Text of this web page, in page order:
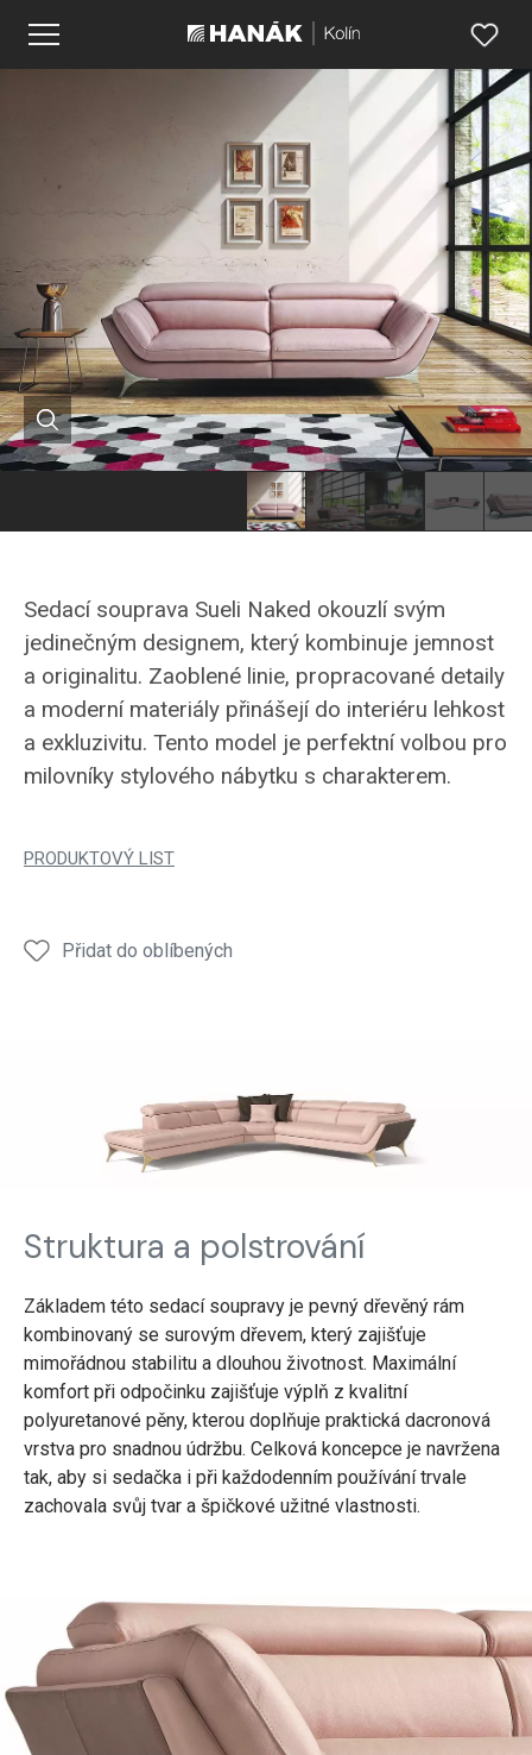
Sedací souprava Sueli Naked okouzlí svým
jedinečným designem, který kombinuje jemnost
a originalitu. Zaoblené linie, propracované detaily
a moderní materiály přinášejí do interiéru lehkost
a exkluzivitu. Tento model je perfektní volbou pro
milovníky stylového nábytku s charakterem.
PRODUKTOVÝ LIST
Přidat do oblíbených
Struktura a polstrování
Základem této sedací soupravy je pevný dřevěný rám
kombinovaný se surovým dřevem, který zajišťuje
mimořádnou stabilitu a dlouhou životnost. Maximální
komfort při odpočinku zajišťuje výplň z kvalitní
polyuretanové pěny, kterou doplňuje praktická dacronová
vrstva pro snadnou údržbu. Celková koncepce je navržena
tak, aby si sedačka i při každodenním používání trvale
zachovala svůj tvar a špičkové užitné vlastnosti.